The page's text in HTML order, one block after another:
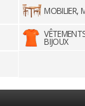
MOBILIER,
BIJOUX